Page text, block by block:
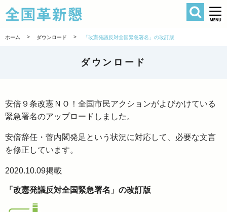
全国革新懇
検索
ホーム > ダウンロード > 「改憲発議反対全国緊急署名」の改訂版
ダウンロード
安倍９条改憲ＮＯ！全国市民アクションがよびかけている
緊急署名のアップロードしました。
安倍辞任・菅内閣発足という状況に対応して、必要な文言
を修正しています。
2020.10.09掲載
「改憲発議反対全国緊急署名」の改訂版